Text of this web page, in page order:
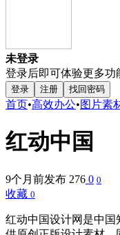
未登录
登录后即可体验更多功
登录 注册 找回密码
首页•高效办公•图片素
红动中国
9个月前发布 276 0 0
收藏 0
红动中国设计网是中国